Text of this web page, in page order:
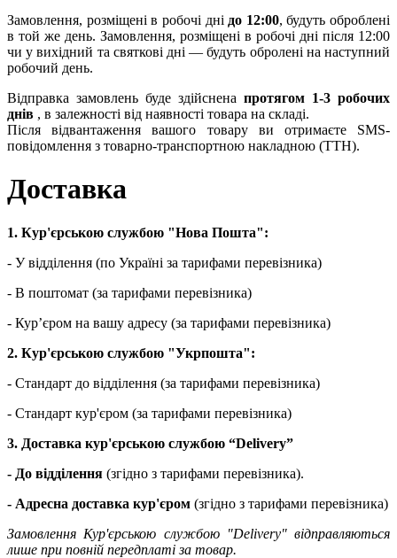
Замовлення, розміщені в робочі дні до 12:00, будуть оброблені
в той же день. Замовлення, розміщені в робочі дні після 12:00
чи у вихідний та святкові дні — будуть обролені на наступний
робочий день.
Відправка замовлень буде здійснена протягом 1-3 робочих
днів , в залежності від наявності товара на складі.
Після відвантаження вашого товару ви отримаєте SMS-
повідомлення з товарно-транспортною накладною (ТТН).
Доставка
1. Кур'єрською службою "Нова Пошта":
- У відділення (по Україні за тарифами перевізника)
- В поштомат (за тарифами перевізника)
- Кур’єром на вашу адресу (за тарифами перевізника)
2. Кур'єрською службою "Укрпошта":
- Стандарт до відділення (за тарифами перевізника)
- Стандарт кур'єром (за тарифами перевізника)
3. Доставка кур'єрською службою “Delivery”
- До відділення (згідно з тарифами перевізника).
- Адресна доставка кур'єром (згідно з тарифами перевізника)
Замовлення Кур'єрською службою "Delivery" відправляються
лише при повній передплаті за товар.